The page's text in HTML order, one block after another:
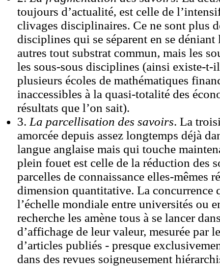
toujours d’actualité, est celle de
clivages disciplinaires. Ce ne sont plus
disciplines qui se séparent en se déniant
autres tout substrat commun, mais les
les sous-sous disciplines (ainsi existe-t-
plusieurs écoles de mathématiques
inaccessibles à la quasi-totalité des
résultats que l’on sait).
3. La parcellisation des savoirs. La
amorcée depuis assez longtemps déjà
langue anglaise mais qui touche
plein fouet est celle de la réduction des
parcelles de connaissance elles-mêmes
dimension quantitative. La concurrence
l’échelle mondiale entre universités ou
recherche les amène tous à se lancer
d’affichage de leur valeur, mesurée par
d’articles publiés - presque
dans des revues soigneusement